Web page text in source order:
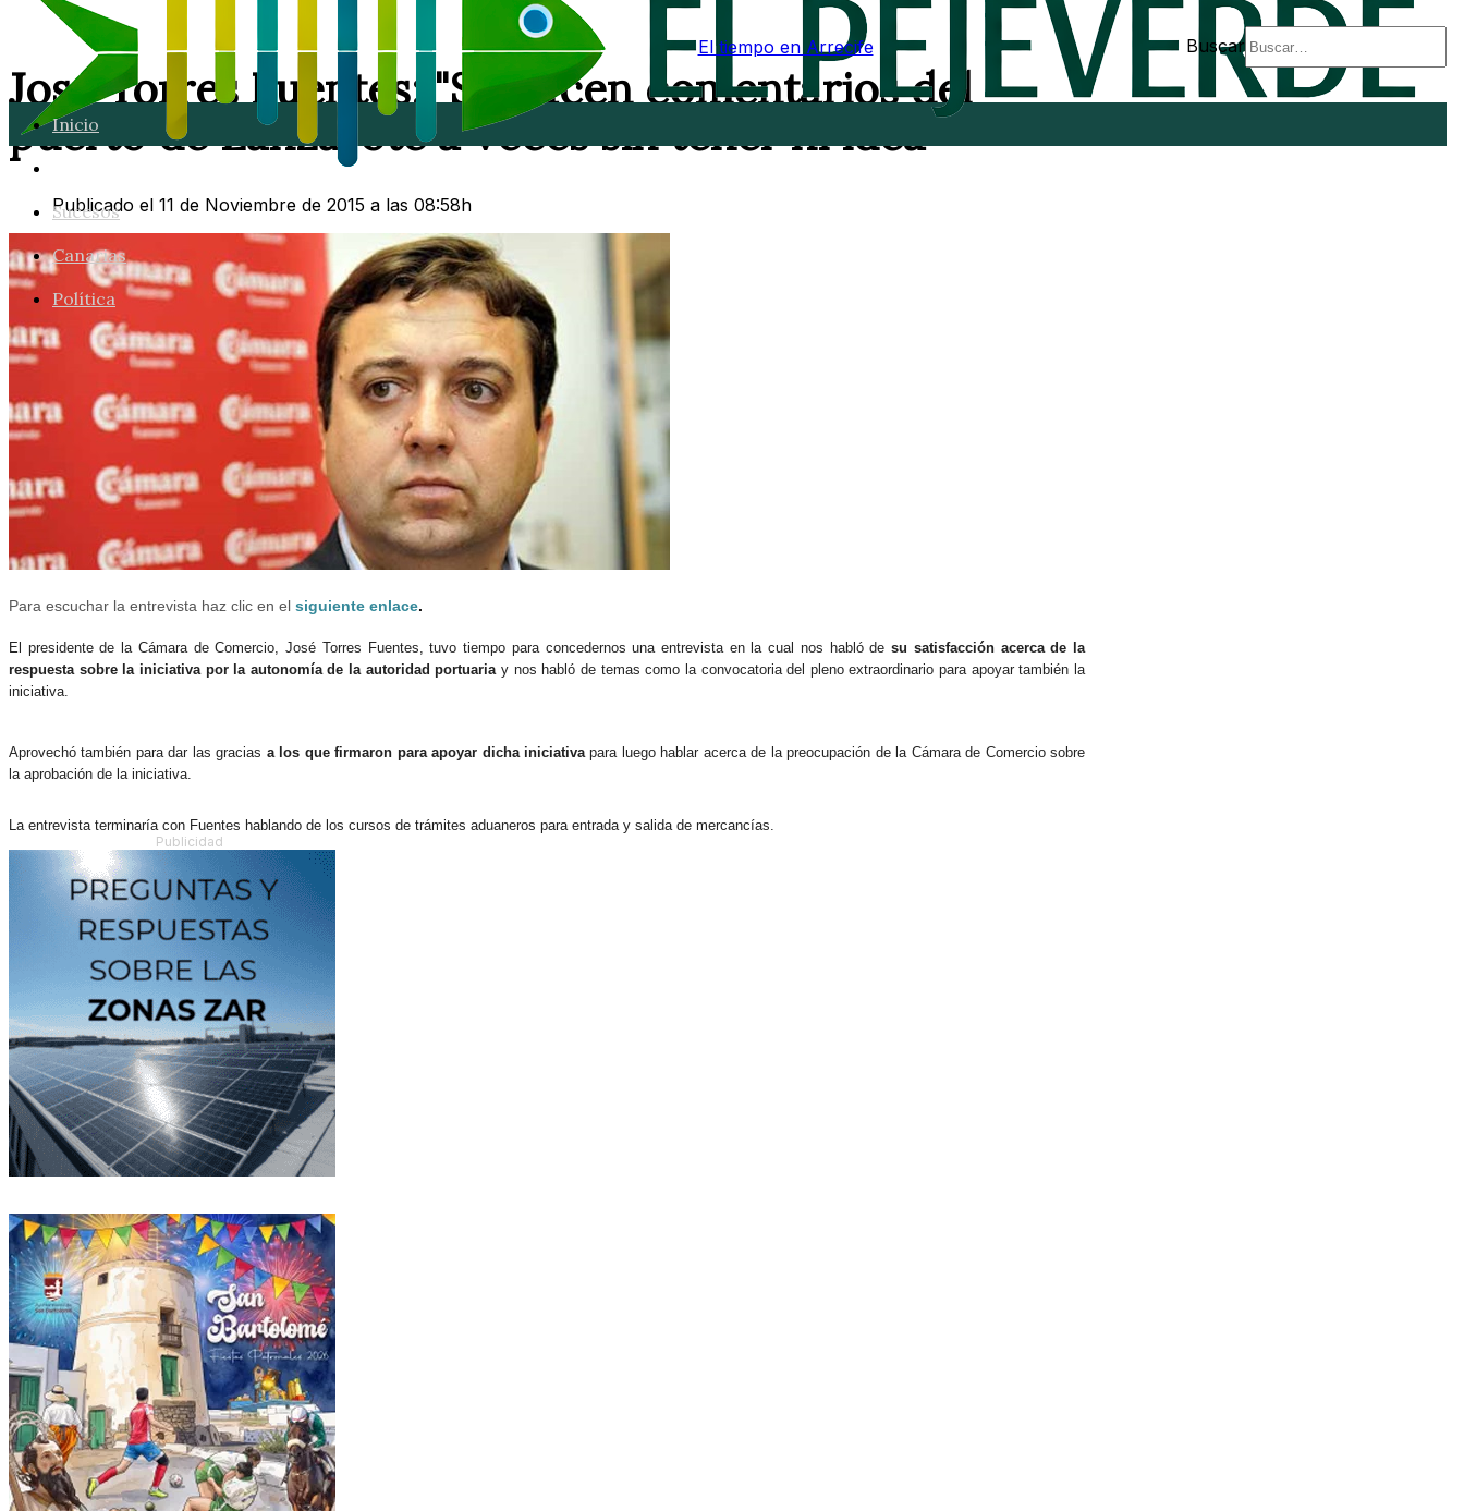
El tiempo en Arrecife Buscar
Inicio
Sucesos
Canarias
Política
José Torres Fuentes: "Se hacen comentarios del
puerto de Lanzarote a veces sin tener ni idea"
Publicado el 11 de Noviembre de 2015 a las 08:58h
Para escuchar la entrevista haz clic en el siguiente enlace.
El presidente de la Cámara de Comercio, José Torres Fuentes, tuvo tiempo para concedernos una entrevista en la cual nos habló desu satisfacción acerca de la
respuesta sobre la iniciativa por la autonomía de la autoridad portuariay nos habló de temas como la convocatoria del pleno extraordinario para apoyar también la
iniciativa.
Aprovechó también para dar las gracias a los que firmaron para apoyar dicha iniciativapara luego hablar acerca de la preocupación de la Cámara de Comercio sobre
la aprobación de la iniciativa.
La entrevista terminaría con Fuentes hablando de los cursos de trámites aduaneros para entrada y salida de mercancías.
Publicidad